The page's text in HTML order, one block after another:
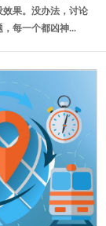
果。没办法，讨论
每一个都凶神...